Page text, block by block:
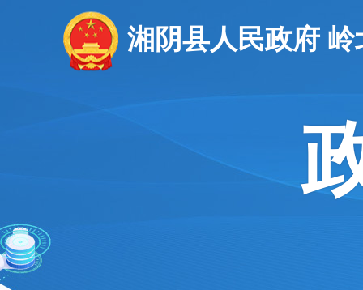
湘阴县人民政府 岭